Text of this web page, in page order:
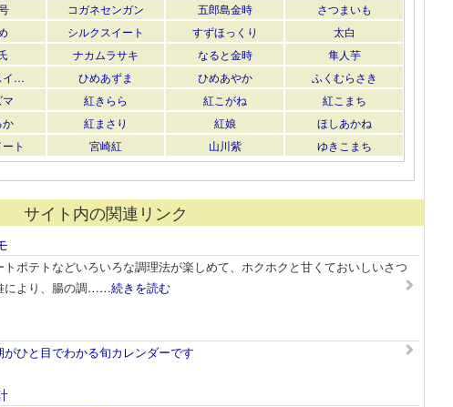
コガネセンガン 五郎島金時
さつまいも
シルクスイート すずほっくり
太白
ナカムラサキ なると金時
隼人芋
イ… ひめあずま ひめあやか
ふくむらさき
紅きらら 紅こがね
紅こまち
か 紅まさり 紅娘
ほしあかね
ト 宮崎紅 山川紫 ゆきこまち
サイト内の関連リンク
ポテトなどいろいろな調理法が楽しめて、ホクホクと甘くておいしいさつ
により、腸の調……続きを読む
ひと目でわかる旬カレンダーです